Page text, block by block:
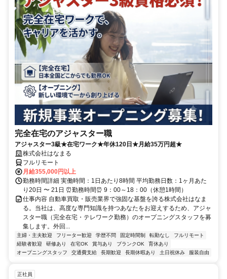
完全在宅のアジャスター職
アジャスター3級★在宅ワーク★年休120日★月給35万円超★
株式会社はなまる
フルリモート
月給355,000円以上
勤務時間詳細 実働時間：1日あたり8時間 平均勤務日数：1ヶ月あた
り20日 〜 21日 ⏰勤務時間⏰ 9：00～18：00（休憩1時間）
仕事内容 自動車買取・販売業界で強固な基盤を誇る株式会社はなま
る。当社は、高度な専門知識を持つあなたをお迎えするため、アジャ
スター職（完全在宅・テレワーク勤務）のオープニングスタッフを募
集します。外回...
主婦・主夫歓迎 フリーター歓迎 学歴不問 固定時間制 転勤なし
フルリモート
経験者歓迎
研修あり 在宅OK 賞与あり ブランクOK
育休あり
オープニングスタッフ
交通費支給 長期歓迎 長期休暇あり 土日祝休み 服装自由
正社員